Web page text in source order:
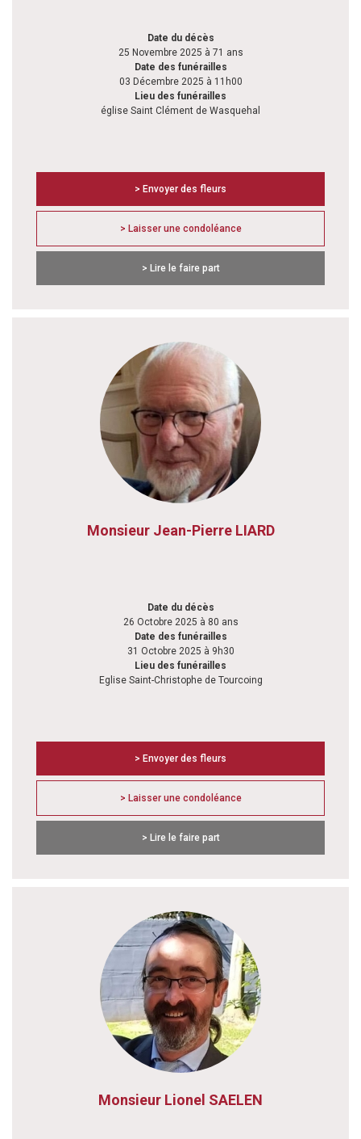
Date du décès
25 Novembre 2025 à 71 ans
Date des funérailles
03 Décembre 2025 à 11h00
Lieu des funérailles
église Saint Clément de Wasquehal
> Envoyer des fleurs
> Laisser une condoléance
> Lire le faire part
Monsieur Jean-Pierre LIARD
Date du décès
26 Octobre 2025 à 80 ans
Date des funérailles
31 Octobre 2025 à 9h30
Lieu des funérailles
Eglise Saint-Christophe de Tourcoing
> Envoyer des fleurs
> Laisser une condoléance
> Lire le faire part
Monsieur Lionel SAELEN